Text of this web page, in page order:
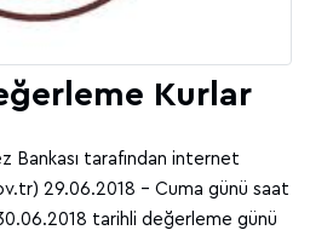
Kurlar
Bankası tarafından internet
29.06.2018 – Cuma günü saat
tarihli değerleme günü